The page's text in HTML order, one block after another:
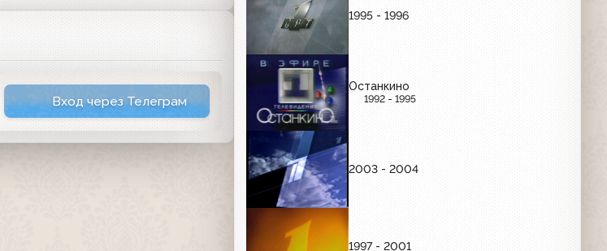
Вход через Телеграм
12:51
00:47
1995 - 1996
Останкино
1992 - 1995
2003 - 2004
1997 - 2001